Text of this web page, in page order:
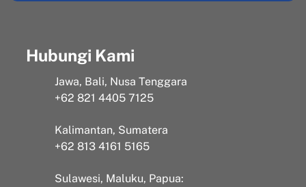
Hubungi Kami
Jawa, Bali, Nusa Tenggara
+62 821 4405 7125
Kalimantan, Sumatera
+62 813 4161 5165
Sulawesi, Maluku, Papua: